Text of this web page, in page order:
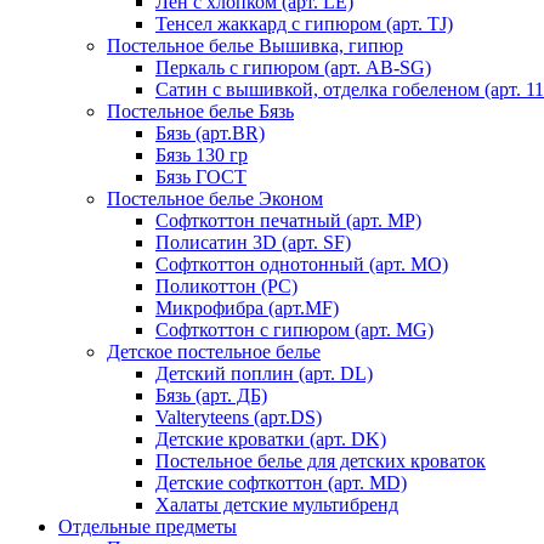
Тенсел жаккард с гипюром (арт. TJ)
Постельное белье Вышивка, гипюр
Перкаль с гипюром (арт. AB-SG)
Сатин с вышивкой, отделка гобеленом (арт.
Постельное белье Бязь
Бязь (арт.BR)
Бязь 130 гр
Бязь ГОСТ
Постельное белье Эконом
Софткоттон печатный (арт. MР)
Полисатин 3D (арт. SF)
Софткоттон однотонный (арт. MO)
Поликоттон (PC)
Микрофибра (арт.MF)
Софткоттон с гипюром (арт. MG)
Детское постельное белье
Детский поплин (арт. DL)
Бязь (арт. ДБ)
Valteryteens (арт.DS)
Детские кроватки (арт. DK)
Постельное белье для детских кроваток
Детские софткоттон (арт. MD)
Халаты детские мультибренд
Отдельные предметы